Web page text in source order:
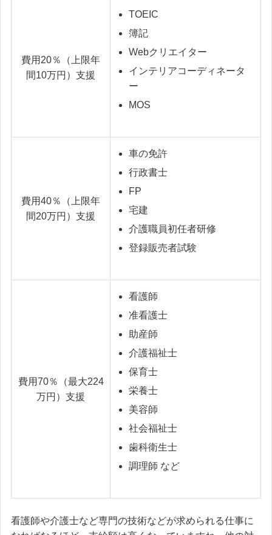
費用20％（上限年
間10万円）支援
TOEIC
簿記
Webクリエイター
インテリアコーディネータ
ー
MOS
費用40％（上限年
間20万円）支援
車の免許
行政書士
FP
宅建
介護職員初任者研修
登録販売者試験
費用70％（最大224
万円）支援
看護師
准看護士
助産師
介護福祉士
保育士
栄養士
美容師
社会福祉士
歯科衛生士
調理師 など
看護師や介護士など専門の技術などが求められる仕事に